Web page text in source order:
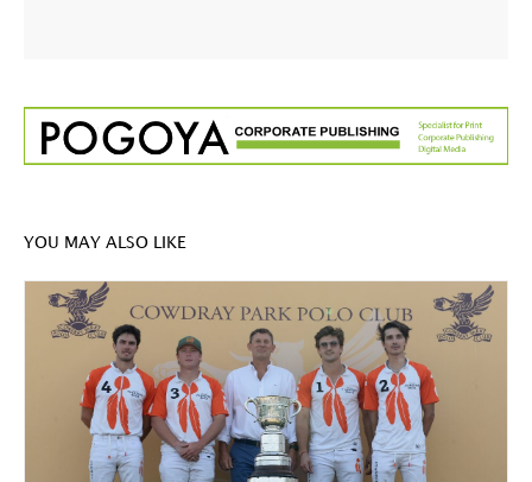
YOU MAY ALSO LIKE